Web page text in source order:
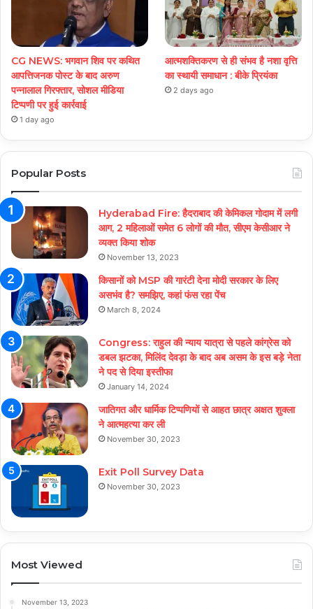
CG NEWS: भगवान शिव पर कथित
आपत्तिजनक पोस्ट के बाद अरुण
पन्नालाल गिरफ्तार, सोशल मीडिया
टिप्पणी पर हुई कार्रवाई
1 day ago
आत्मशक्तिकरण से ही संभव है नशा वृत्ति
का स्थायी समाधान : बीके प्रियंका
2 days ago
Popular Posts
Hyderabad Fire: हैदराबाद की केमिकल गोदाम में लगी
आग, 2 महिलाओं समेत 6 लोगों की मौत, सीएम केसीआर ने
व्यक्त किया शोक
November 13, 2023
किसानों को MSP की गारंटी देना मोदी सरकार के लिए
असभंव है? समझिए, कहां फंस रहा पेंच
March 8, 2024
Congress: राहुल की न्याय यात्रा से पहले कांग्रेस को
डबल झटका, मिलिंद देवड़ा के बाद अब असम के इस बड़े नेता
ने पद से दिया इस्तीफा
January 14, 2024
जातिगत और धार्मिक टिप्पणियों से आहत छात्र अक्षत शुक्ला
ने आत्महत्या कर ली
November 30, 2023
Exit Poll Survey Data
November 30, 2023
Most Viewed
November 13, 2023